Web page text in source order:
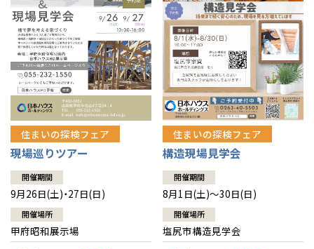
住まいの探検フェア
現場巡りツアー
開催期間
9月26日(土)・27日(日)
開催場所
甲府昭和展示場
住まいの探検フェア
構造現場見学会
開催期間
8月1日(土)～30日(日)
開催場所
塩尻市構造見学会